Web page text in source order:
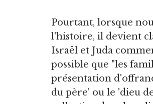
Pourtant, lorsque
l'histoire, il devient
Israël et Juda
possible que "les
présentation
du père' ou le 'dieu